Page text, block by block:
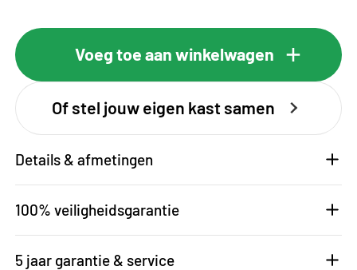
Voeg toe aan winkelwagen
Of stel jouw eigen kast samen
Details & afmetingen
100% veiligheidsgarantie
5 jaar garantie & service